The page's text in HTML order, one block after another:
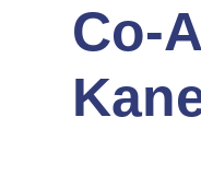
Co-